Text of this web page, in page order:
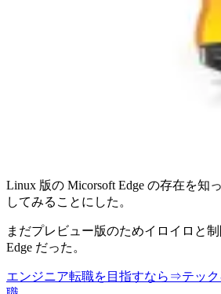
Linux 版の Micorsoft Edge の存在を知
してみることにした。
まだプレビュー版のためイロイロと
Edge だった。
エンジニア転職を目指すなら⇒テッ